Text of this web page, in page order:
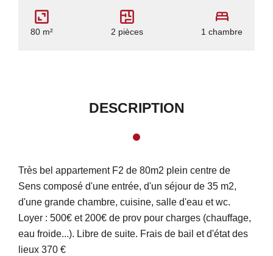
80 m² 2 pièces 1 chambre
DESCRIPTION
Très bel appartement F2 de 80m2 plein centre de
Sens composé d'une entrée, d'un séjour de 35 m2,
d'une grande chambre, cuisine, salle d'eau et wc.
Loyer : 500€ et 200€ de prov pour charges (chauffage,
eau froide...). Libre de suite. Frais de bail et d'état des
lieux 370 €